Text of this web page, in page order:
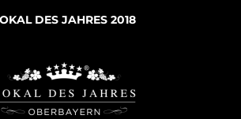
DES JAHRES 2018